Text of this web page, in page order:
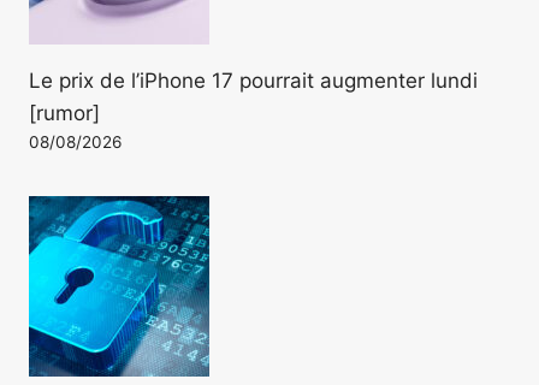
Le prix de l’iPhone 17 pourrait augmenter lundi
[rumor]
08/08/2026